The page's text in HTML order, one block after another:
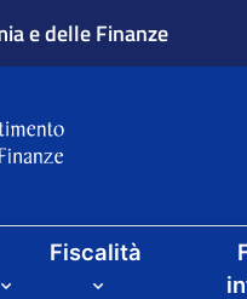
e delle Finanze
delle
Fiscalità